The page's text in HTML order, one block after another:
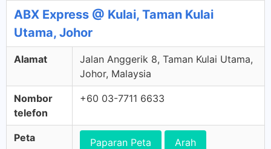
ABX Express @ Kulai, Taman Kulai
Utama, Johor
Alamat
Jalan Anggerik 8, Taman Kulai Utama,
Johor, Malaysia
Nombor
telefon
+60 03-7711 6633
Peta Paparan Peta Arah